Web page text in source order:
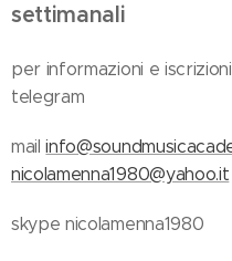
settimanali
per informazioni e
telegram
mail
nicolamenna1980@yahoo.it
skype nicolamenna1980